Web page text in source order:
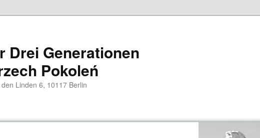
Drei Generationen
Pokoleń
Linden 6, 10117 Berlin